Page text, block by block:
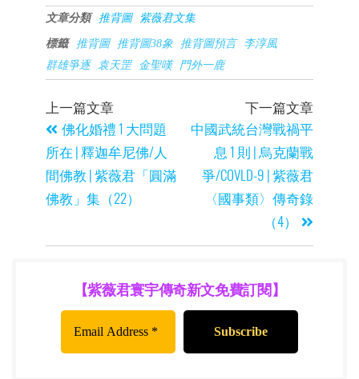
文章分類 推背圖 紫薇君文集
標籤 推背圖 推背圖38象 推背圖預言
李淳風
群雄爭逐
袁天罡 金聖嘆 門外一鹿
上一篇文章
佛化婚禮 1 大問題
所在 | 釋迦牟尼佛/人
間佛教 | 紫薇君「圓滿
佛教」集（22）
下一篇文章
中國武統台灣戰禍平
息 1 則 | 烏克蘭戰
爭/COVLD-9 | 紫薇君
〈國事類〉傳奇錄
（4）
【紫薇君寰宇傳奇新文免費訂閱】